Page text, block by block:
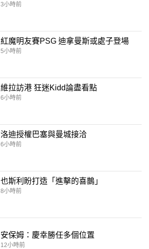
3小時前
紅魔明友賽PSG 迪拿曼斯或處子登場
5小時前
維拉訪港 狂迷Kidd論盡看點
6小時前
洛迪授權巴塞與曼城接洽
6小時前
也斯利盼打造「進擊的喜鵲」
8小時前
安保姆：慶幸勝任多個位置
12小時前